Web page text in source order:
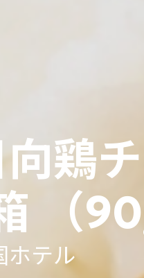
鶏
（
ホテル